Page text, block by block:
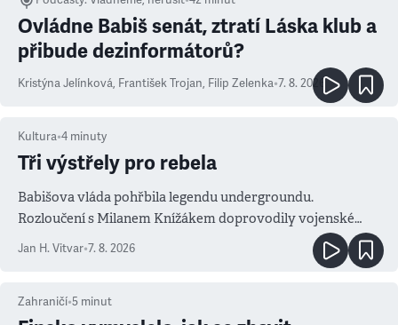
Ovládne Babiš senát, ztratí Láska klub a
přibude dezinformátorů?
Kristýna Jelínková, František Trojan, Filip Zelenka•7. 8. 2026
Kultura•4 minuty
Tři výstřely pro rebela
Babišova vláda pohřbila legendu undergroundu.
Rozloučení s Milanem Knížákem doprovodily vojenské
salvy i kritika pokrokářů
Jan H. Vitvar•7. 8. 2026
Zahraničí•5 minut